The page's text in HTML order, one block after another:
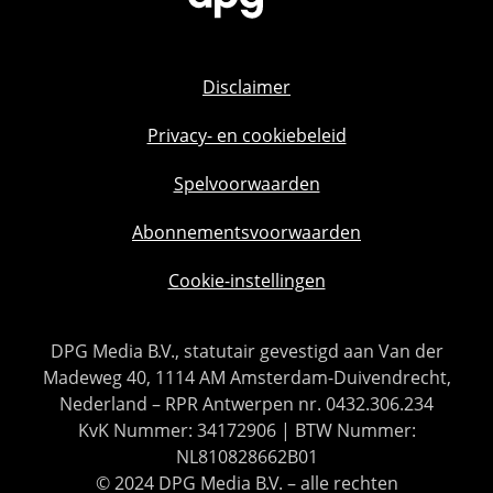
Disclaimer
Privacy- en cookiebeleid
Spelvoorwaarden
Abonnementsvoorwaarden
Cookie-instellingen
DPG Media B.V., statutair gevestigd aan Van der
Madeweg 40, 1114 AM Amsterdam-Duivendrecht,
Nederland – RPR Antwerpen nr. 0432.306.234
KvK Nummer: 34172906 | BTW Nummer:
NL810828662B01
© 2024 DPG Media B.V. – alle rechten